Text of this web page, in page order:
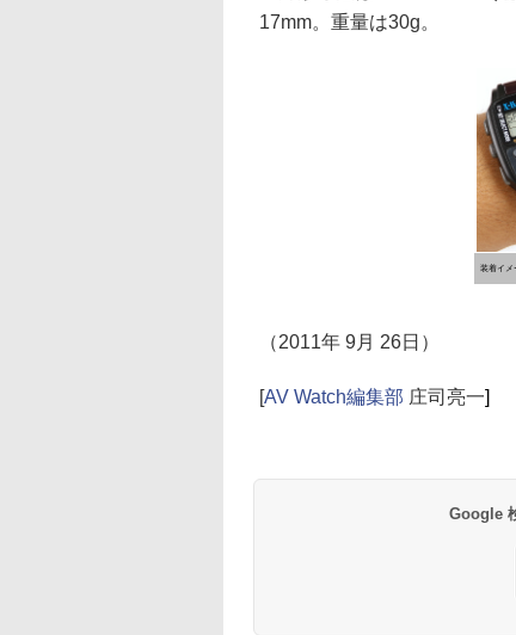
17mm。重量は30g。
装着イメ
（2011年 9月 26日）
[AV Watch編集部 庄司亮一]
Google